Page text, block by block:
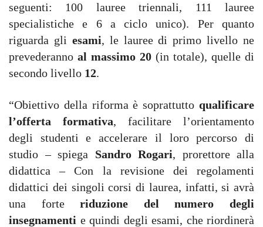
seguenti: 100 lauree triennali, 111 lauree
specialistiche e 6 a ciclo unico). Per quanto
riguarda gli esami, le lauree di primo livello ne
prevederanno al massimo 20 (in totale), quelle di
secondo livello 12.
“Obiettivo della riforma è soprattutto qualificare
l’offerta formativa, facilitare l’orientamento
degli studenti e accelerare il loro percorso di
studio – spiega Sandro Rogari, prorettore alla
didattica – Con la revisione dei regolamenti
didattici dei singoli corsi di laurea, infatti, si avrà
una forteriduzione del numero degli
insegnamenti e quindi degli esami, che riordinerà